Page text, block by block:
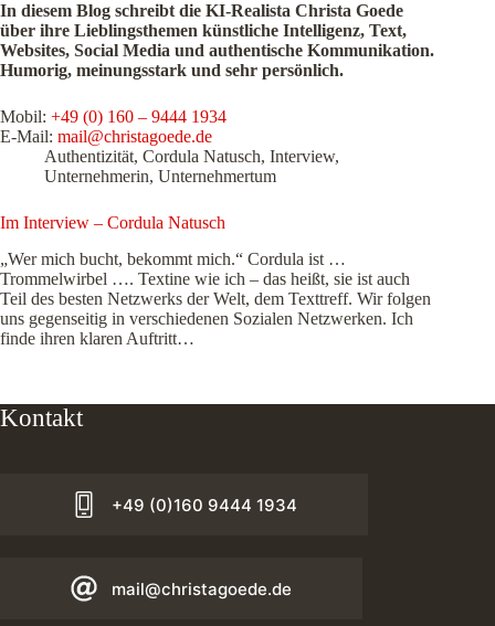
In diesem Blog schreibt die KI-Realista Christa Goede
über ihre Lieblingsthemen künstliche Intelligenz, Text,
Websites, Social Media und authentische Kommunikation.
Humorig, meinungsstark und sehr persönlich.
Mobil: +49 (0) 160 – 9444 1934
E-Mail: mail@christagoede.de
Authentizität, Cordula Natusch, Interview,
Unternehmerin, Unternehmertum
Im Interview – Cordula Natusch
„Wer mich bucht, bekommt mich.“ Cordula ist …
Trommelwirbel …. Textine wie ich – das heißt, sie ist auch
Teil des besten Netzwerks der Welt, dem Texttreff. Wir folgen
uns gegenseitig in verschiedenen Sozialen Netzwerken. Ich
finde ihren klaren Auftritt…
Kontakt
+49 (0)160 9444 1934
mail@christagoede.de